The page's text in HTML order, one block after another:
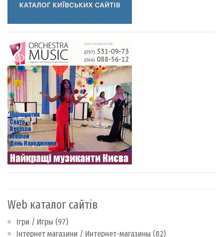
Web каталог сайтів
Ігри / Игры (97)
Інтернет магазини / Интернет-магазины (82)